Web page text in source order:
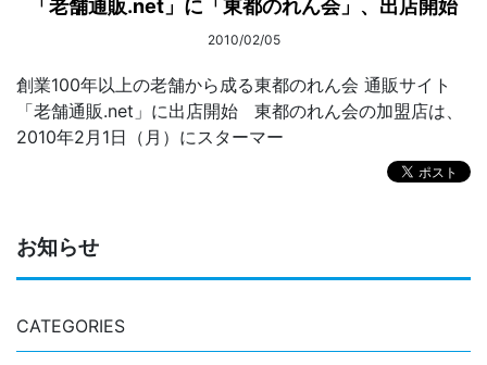
お知らせ
CATEGORIES
「老舗通販.net」に「東都のれん会」、出店開始
2010/02/05
創業100年以上の老舗から成る東都のれん会 通販サイト
「老舗通販.net」に出店開始 東都のれん会の加盟店は、
2010年2月1日（月）にスターマー